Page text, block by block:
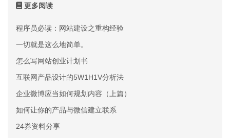
更多阅读
程序员必读：网站建设之重构经验
一切就是这么地简单。
怎么写网站创业计划书
互联网产品设计的5W1H1V分析法
企业微博应当如何规划内容（上篇）
如何让你的产品与微信建立联系
24券资料分享